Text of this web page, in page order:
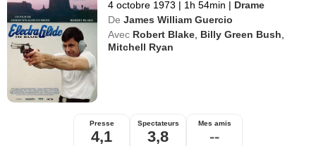
4 octobre 1973 | 1h 54min | Drame
De James William Guercio
Avec Robert Blake Billy Green Bush
Mitchell Ryan
Presse
4,1
Spectateurs
3,8
Mes amis
--